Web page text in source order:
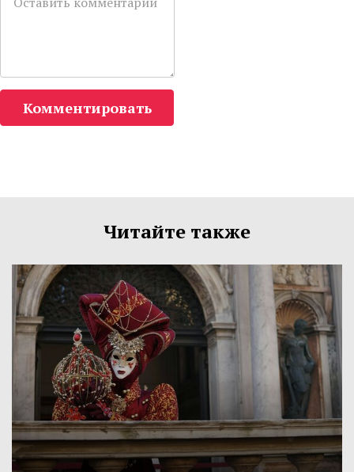
Комментировать
Читайте также